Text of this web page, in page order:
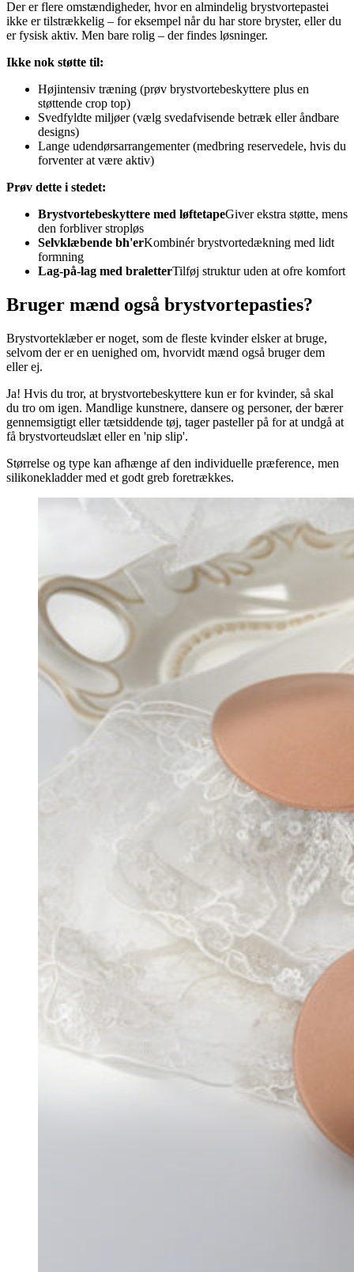
Der er flere omstændigheder, hvor en almindelig brystvortepastei
ikke er tilstrækkelig – for eksempel når du har store bryster, eller du
er fysisk aktiv. Men bare rolig – der findes løsninger.
Ikke nok støtte til:
Højintensiv træning (prøv brystvortebeskyttere plus en
støttende crop top)
Svedfyldte miljøer (vælg svedafvisende betræk eller åndbare
designs)
Lange udendørsarrangementer (medbring reservedele, hvis du
forventer at være aktiv)
Prøv dette i stedet:
Brystvortebeskyttere med løftetapeGiver ekstra støtte, mens
den forbliver stropløs
Selvklæbende bh'erKombinér brystvortedækning med lidt
formning
Lag-på-lag med braletterTilføj struktur uden at ofre komfort
Bruger mænd også brystvortepasties?
Brystvorteklæber er noget, som de fleste kvinder elsker at bruge,
selvom der er en uenighed om, hvorvidt mænd også bruger dem
eller ej.
Ja! Hvis du tror, at brystvortebeskyttere kun er for kvinder, så skal
du tro om igen. Mandlige kunstnere, dansere og personer, der bærer
gennemsigtigt eller tætsiddende tøj, tager pasteller på for at undgå at
få brystvorteudslæt eller en 'nip slip'.
Størrelse og type kan afhænge af den individuelle præference, men
silikonekladder med et godt greb foretrækkes.